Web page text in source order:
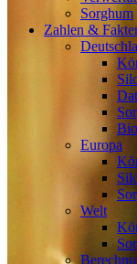
Sorghum
Zahlen &
Europa
Welt